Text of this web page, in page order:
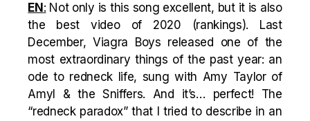
EN : Not only is this song excellent, but it is also
the best video of 2020 (rankings). Last
December, Viagra Boys released one of the
most extraordinary things of the past year: an
ode to redneck life, sung with Amy Taylor of
Amyl & the Sniffers. And it’s… perfect! The
“redneck paradox” that I tried to describe in an